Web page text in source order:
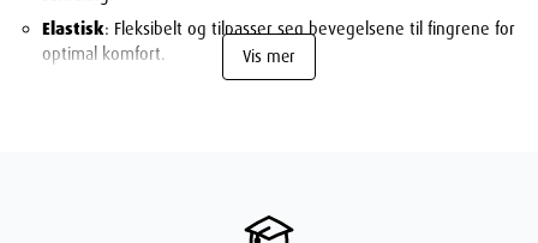
Elastisk: Fleksibelt og tilpasser seg bevegelsene til fingrene for
optimal komfort.
Vis mer